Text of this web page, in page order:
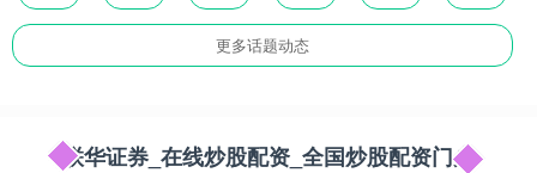
更多话题动态
联华证券_在线炒股配资_全国炒股配资门户